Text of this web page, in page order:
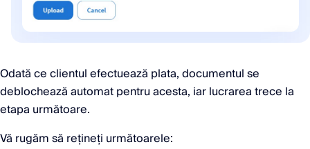
Odată ce clientul efectuează plata, documentul se
deblochează automat pentru acesta, iar lucrarea trece la
etapa următoare.
Vă rugăm să rețineți următoarele: